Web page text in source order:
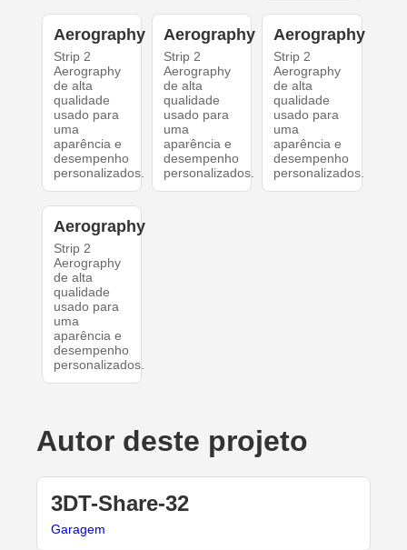
Aerography
Strip 2
Aerography
de alta
qualidade
usado para
uma
aparência e
desempenho
personalizados.
Aerography
Strip 2
Aerography
de alta
qualidade
usado para
uma
aparência e
desempenho
personalizados.
Aerography
Strip 2
Aerography
de alta
qualidade
usado para
uma
aparência e
desempenho
personalizados.
Aerography
Strip 2
Aerography
de alta
qualidade
usado para
uma
aparência e
desempenho
personalizados.
Autor deste projeto
3DT-Share-32
Garagem